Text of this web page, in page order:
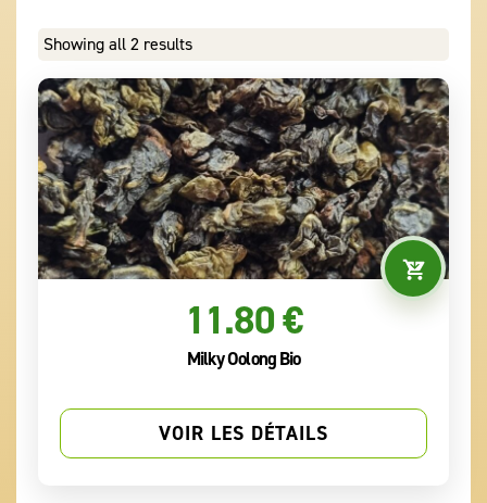
Showing all 2 results
11.80 €
Milky Oolong Bio
VOIR LES DÉTAILS